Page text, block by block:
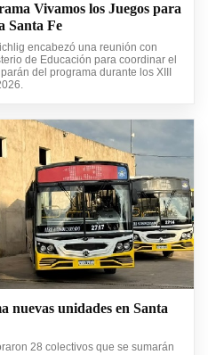
Vivamos los Juegos para
Santa Fe
encabezó una reunión con
de Educación para coordinar el
del programa durante los XIII
nuevas unidades en Santa
28 colectivos que se sumarán